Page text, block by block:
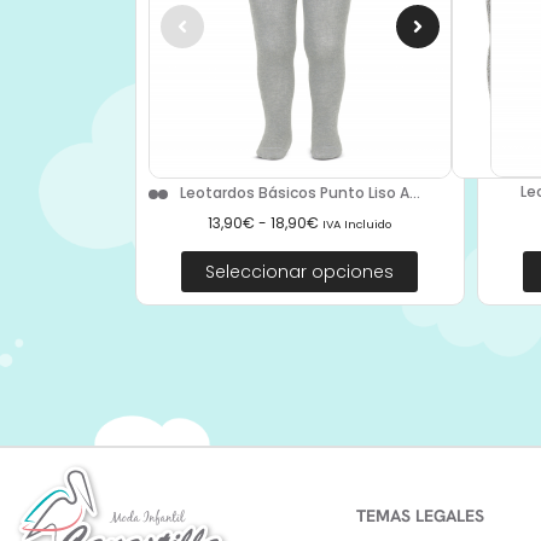
Leotardos Básicos Punto Liso A...
13,90€ - 18,90€ IVA Incluido
Seleccionar opciones
TEMAS LEGALES